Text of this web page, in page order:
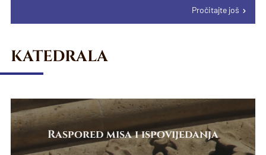
Pročitajte još
KATEDRALA
Raspored misa i ispovijedanja